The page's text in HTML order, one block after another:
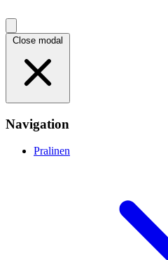
Close modal
Navigation
Pralinen